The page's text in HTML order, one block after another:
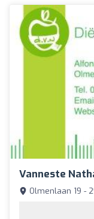
Vanneste
Olmenlaan 19 -